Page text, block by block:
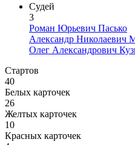
Судей
3
Роман Юрьевич Пасько
Александр Николаевич
Олег Александрович
Стартов
40
Белых карточек
26
Желтых карточек
10
Красных карточек